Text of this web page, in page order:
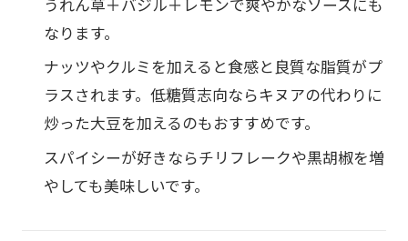
うれん草＋バジル＋レモンで爽やかなソースにも
なります。
ナッツやクルミを加えると食感と良質な脂質がプ
ラスされます。低糖質志向ならキヌアの代わりに
炒った大豆を加えるのもおすすめです。
スパイシーが好きならチリフレークや黒胡椒を増
やしても美味しいです。